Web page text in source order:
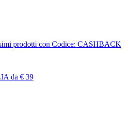
prodotti con Codice: CASHBACK
da € 39